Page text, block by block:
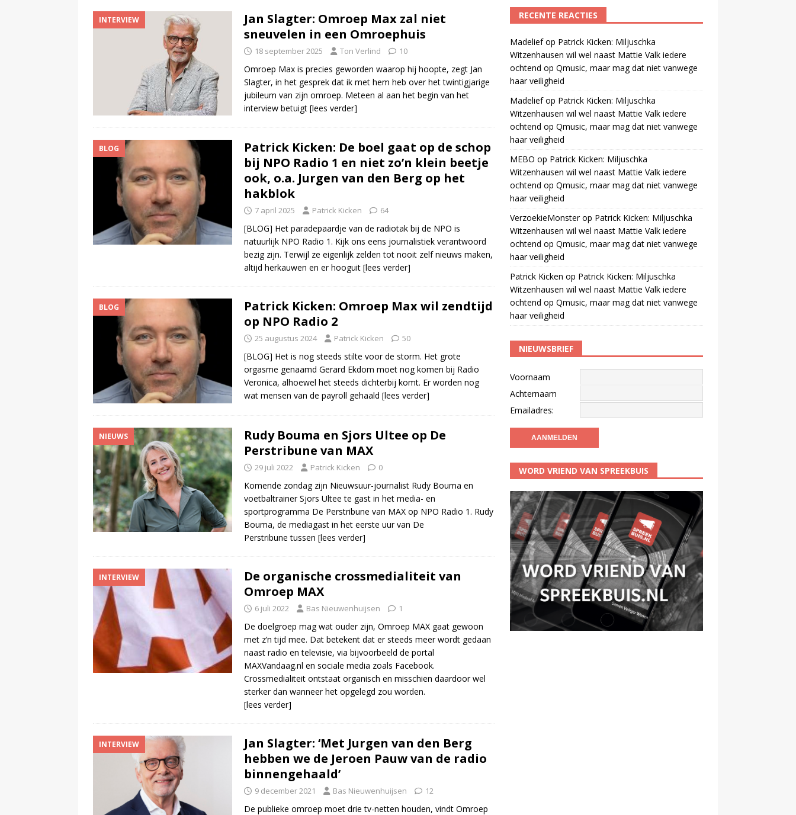
INTERVIEW
Jan Slagter: Omroep Max zal niet
sneuvelen in een Omroephuis
18 september 2025 Ton Verlind 10
Omroep Max is precies geworden waarop hij hoopte, zegt Jan
Slagter, in het gesprek dat ik met hem heb over het twintigjarige
jubileum van zijn omroep. Meteen al aan het begin van het
interview betuigt [lees verder]
BLOG
Patrick Kicken: De boel gaat op de schop
bij NPO Radio 1 en niet zo’n klein beetje
ook, o.a. Jurgen van den Berg op het
hakblok
7 april 2025 Patrick Kicken 64
[BLOG] Het paradepaardje van de radiotak bij de NPO is
natuurlijk NPO Radio 1. Kijk ons eens journalistiek verantwoord
bezig zijn. Terwijl ze eigenlijk zelden tot nooit zelf nieuws maken,
altijd herkauwen en er hooguit [lees verder]
BLOG
Patrick Kicken: Omroep Max wil zendtijd
op NPO Radio 2
25 augustus 2024 Patrick Kicken 50
[BLOG] Het is nog steeds stilte voor de storm. Het grote
orgasme genaamd Gerard Ekdom moet nog komen bij Radio
Veronica, alhoewel het steeds dichterbij komt. Er worden nog
wat mensen van de payroll gehaald [lees verder]
NIEUWS
Rudy Bouma en Sjors Ultee op De
Perstribune van MAX
29 juli 2022 Patrick Kicken 0
Komende zondag zijn Nieuwsuur-journalist Rudy Bouma en
voetbaltrainer Sjors Ultee te gast in het media- en
sportprogramma De Perstribune van MAX op NPO Radio 1. Rudy
Bouma, de mediagast in het eerste uur van De
Perstribune tussen [lees verder]
INTERVIEW
De organische crossmedialiteit van
Omroep MAX
6 juli 2022 Bas Nieuwenhuijsen 1
De doelgroep mag wat ouder zijn, Omroep MAX gaat gewoon
met z’n tijd mee. Dat betekent dat er steeds meer wordt gedaan
naast radio en televisie, via bijvoorbeeld de portal
MAXVandaag.nl en sociale media zoals Facebook.
Crossmedialiteit ontstaat organisch en misschien daardoor wel
sterker dan wanneer het opgelegd zou worden.
[lees verder]
INTERVIEW
Jan Slagter: ‘Met Jurgen van den Berg
hebben we de Jeroen Pauw van de radio
binnengehaald’
9 december 2021 Bas Nieuwenhuijsen 12
De publieke omroep moet drie tv-netten houden, vindt Omroep
RECENTE REACTIES
Madeliefop Patrick Kicken: Miljuschka
Witzenhausen wil wel naast Mattie Valk iedere
ochtend op Qmusic, maar mag dat niet vanwege
haar veiligheid
Madeliefop Patrick Kicken: Miljuschka
Witzenhausen wil wel naast Mattie Valk iedere
ochtend op Qmusic, maar mag dat niet vanwege
haar veiligheid
MEBO op Patrick Kicken: Miljuschka
Witzenhausen wil wel naast Mattie Valk iedere
ochtend op Qmusic, maar mag dat niet vanwege
haar veiligheid
VerzoekieMonsterop Patrick Kicken: Miljuschka
Witzenhausen wil wel naast Mattie Valk iedere
ochtend op Qmusic, maar mag dat niet vanwege
haar veiligheid
Patrick Kicken op Patrick Kicken: Miljuschka
Witzenhausen wil wel naast Mattie Valk iedere
ochtend op Qmusic, maar mag dat niet vanwege
haar veiligheid
NIEUWSBRIEF
Voornaam
Achternaam
Emailadres:
WORD VRIEND VAN SPREEKBUIS